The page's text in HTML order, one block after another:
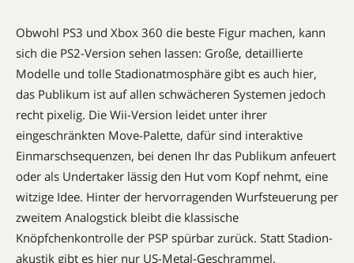
Obwohl PS3 und Xbox 360 die beste Figur ­machen, kann
sich die PS2-­Version sehen lassen: Große, ­detaillierte
Modelle und tolle Stadion­atmosphäre gibt es auch hier,
das Publikum ist auf ­allen schwächeren Systemen jedoch
recht pixelig. Die Wii-­Version leidet unter ­ihrer
eingeschränkten Move-­Palette, ­dafür sind interaktive
Einmarsch­sequenzen, bei denen Ihr das Publikum anfeuert
oder als ­Undertaker lässig den Hut vom Kopf nehmt, eine
witzige Idee. Hinter der hervorragenden Wurfsteuerung per
zweitem Analogstick bleibt die klassische
Knöpfchenkontrolle der PSP spürbar zurück. Statt Stadion­
akustik gibt es hier nur US-­Metal-Geschrammel.